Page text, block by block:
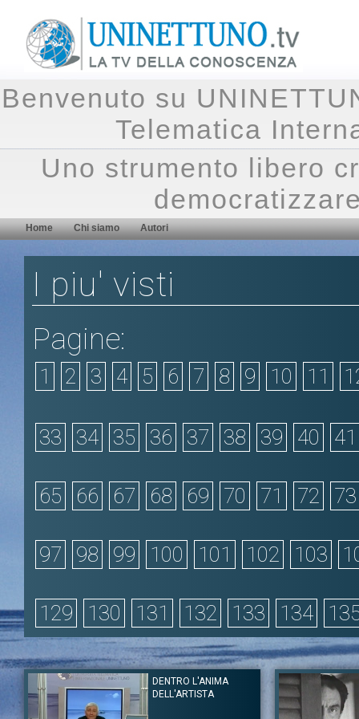
Benvenuto su
Telematica
Uno strumento libero
Home Chi siamo Autori
I piu' visti
Pagine:
1 2 3 4 5 6 7 8 9 10 11
33 34 35 36 37 38 39 40 41
65 66 67 68 69 70 71 72 73
97 98 99 100 101 102 103
129 130 131 132 133 134
DENTRO L'ANIMA
DELL'ARTISTA